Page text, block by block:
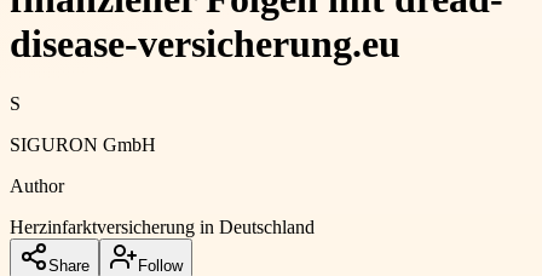
disease-versicherung.eu
S
SIGURON GmbH
Author
Herzinfarktversicherung in Deutschland
Share Follow